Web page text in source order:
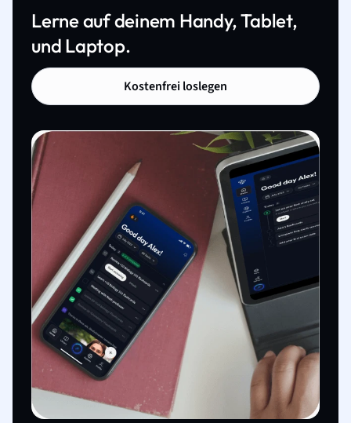
Lerne auf deinem Handy, Tablet,
und Laptop.
Kostenfrei loslegen